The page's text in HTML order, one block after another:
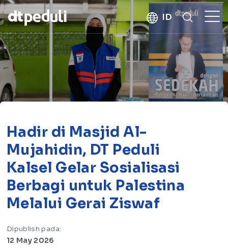
CARI
kebaikan
ID
Hadir di Masjid Al-
Mujahidin, DT Peduli
Kalsel Gelar Sosialisasi
Berbagi untuk Palestina
Melalui Gerai Ziswaf
Dipublish pada:
12 May 2026